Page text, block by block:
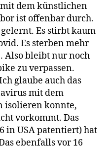
mit dem künstlichen
ist offenbar durch.
Es stirbt kaum
Es sterben mehr
Also bleibt nur noch
zu verpassen.
glaube auch das
mit dem
isolieren konnte,
vorkommt. Das
in USA patentiert) hat
ebenfalls vor 16